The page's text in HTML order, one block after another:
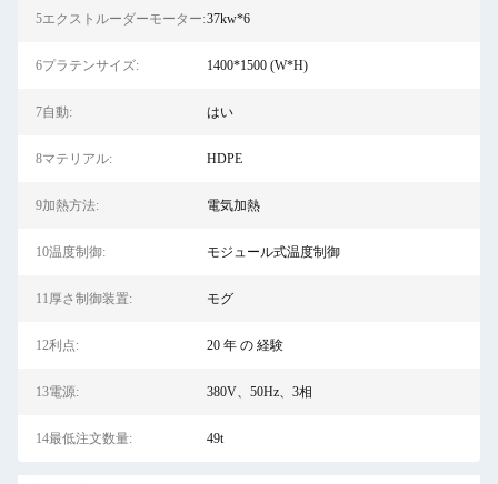
5エクストルーダーモーター:37kw*6
6プラテンサイズ: 1400*1500 (W*H)
7自動: はい
8マテリアル: HDPE
9加熱方法: 電気加熱
10温度制御: モジュール式温度制御
11厚さ制御装置: モグ
12利点: 20 年 の 経験
13電源: 380V、50Hz、3相
14最低注文数量: 49t